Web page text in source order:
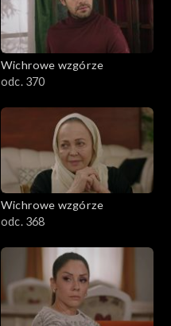
Wichrowe wzgórze
odc. 370
Wichrowe wzgórze
odc. 368